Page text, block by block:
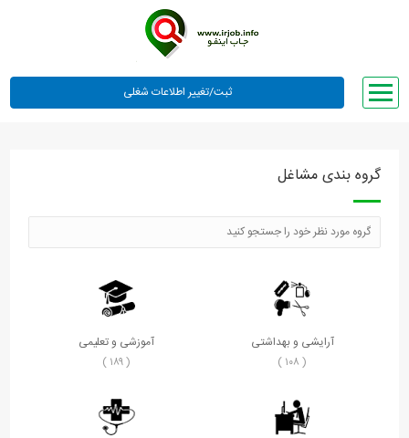
لیست مشاغل
وبلاگ
معرفی ما
ورود یا عضویت
گروه بندی مشاغل
آرایشی و بهداشتی
( ۱۰۸ )
آموزشی و تعلیمی
( ۱۸۹ )